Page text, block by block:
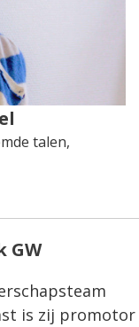
talen,
GW
is zij promotor